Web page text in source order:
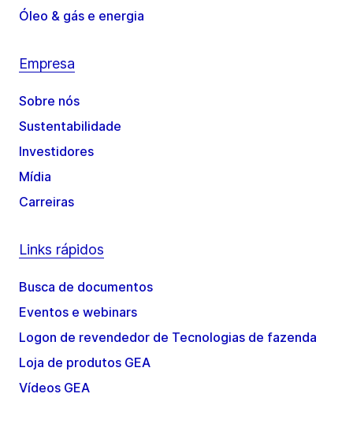
Óleo & gás e energia
Empresa
Sobre nós
Sustentabilidade
Investidores
Mídia
Carreiras
Links rápidos
Busca de documentos
Eventos e webinars
Logon de revendedor de Tecnologias de fazenda
Loja de produtos GEA
Vídeos GEA